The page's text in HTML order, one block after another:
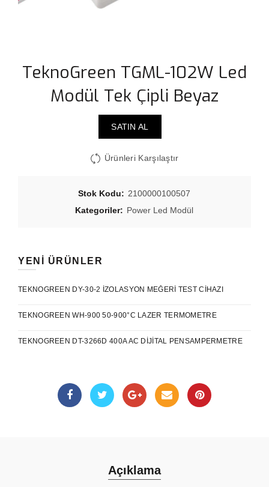
TeknoGreen TGML-102W Led
Modül Tek Çipli Beyaz
SATIN AL
Ürünleri Karşılaştır
Stok Kodu: 2100000100507
Kategoriler: Power Led Modül
YENI ÜRÜNLER
TEKNOGREEN DY-30-2 İZOLASYON MEĞERI TEST CIHAZI
TEKNOGREEN WH-900 50-900°C LAZER TERMOMETRE
TEKNOGREEN DT-3266D 400A AC DIJITAL PENSAMPERMETRE
Açıklama